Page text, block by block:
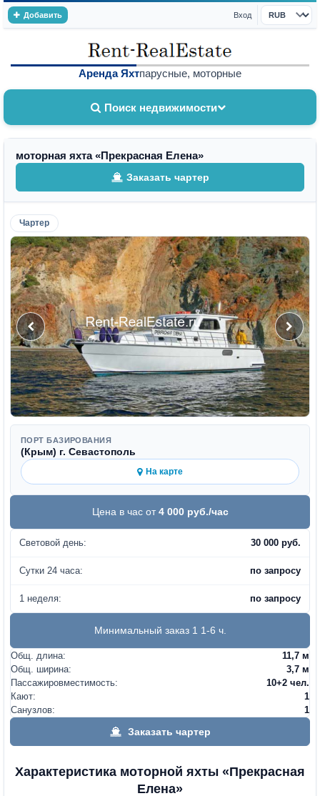
Добавить Вход
Валюта
Аренда Яхтпарусные, моторные
Поиск недвижимости
моторная яхта «Прекрасная Елена»
Заказать чартер
Чартер
ПОРТ БАЗИРОВАНИЯ
(Крым) г. Севастополь
На карте
Цена в час от4 000 руб./час
Световой день: 30 000 руб.
Сутки 24 часа: по запросу
1 неделя: по запросу
Минимальный заказ 1 1-6 ч.
Общ. длина:
11,7 м
Общ. ширина:
3,7 м
Пассажировместимость:
10+2 чел.
Кают:
1
Санузлов:
1
Заказать чартер
Характеристика моторной яхты «Прекрасная
Елена»